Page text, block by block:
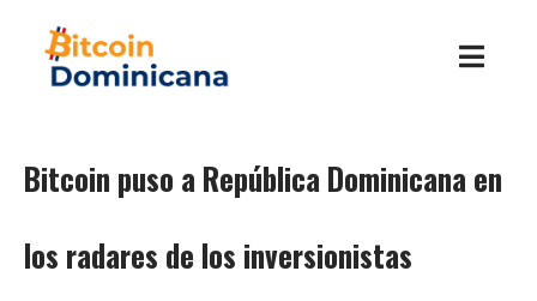
Bitcoin puso a República Dominicana en
los radares de los inversionistas